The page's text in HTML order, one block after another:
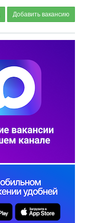
Добавить вакансию